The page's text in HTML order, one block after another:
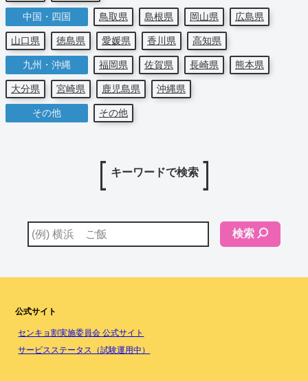
中国・四国
鳥取県 島根県 岡山県
広島県
山口県
徳島県 愛媛県 香川県
高知県
九州・沖縄
福岡県 佐賀県 長崎県
熊本県
大分県
宮崎県 鹿児島県
沖縄県
その他
その他
キーワードで検索
検索
公式サイト
センキョ割実施委員会 公式サイト
サービスステータス（試験運用中）